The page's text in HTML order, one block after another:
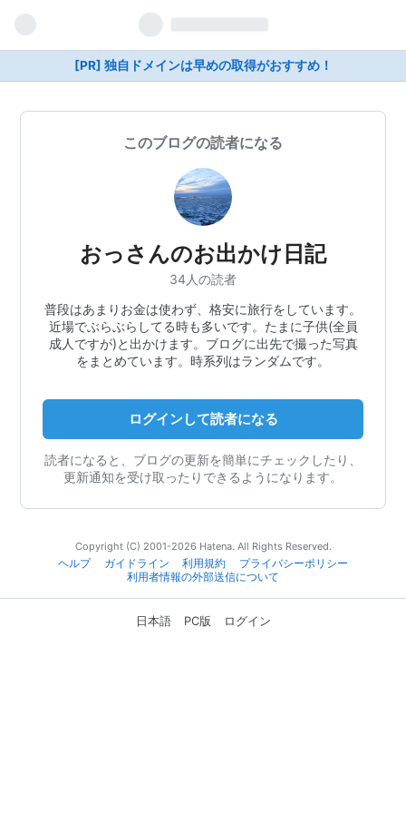
[PR] 独自ドメインは早めの取得がおすすめ！
このブログの読者になる
おっさんのお出かけ日記
34人の読者
普段はあまりお金は使わず、格安に旅行をしています。
近場でぶらぶらしてる時も多いです。たまに子供(全員
成人ですが)と出かけます。ブログに出先で撮った写真
をまとめています。時系列はランダムです。
ログインして読者になる
読者になると、ブログの更新を簡単にチェックしたり、
更新通知を受け取ったりできるようになります。
Copyright (C) 2001-2026 Hatena. All Rights Reserved.
ヘルプ
ガイドライン 利用規約
プライバシーポリシー
利用者情報の外部送信について
日本語 PC版 ログイン